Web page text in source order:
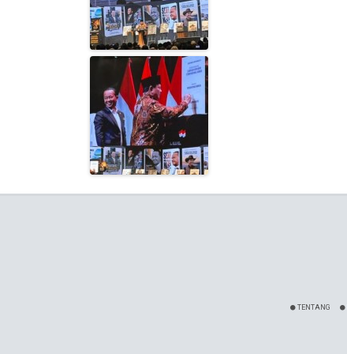
TENTANG